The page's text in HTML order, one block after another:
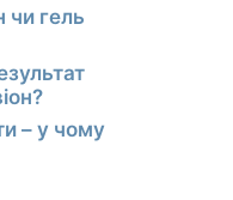
гель
– у чому